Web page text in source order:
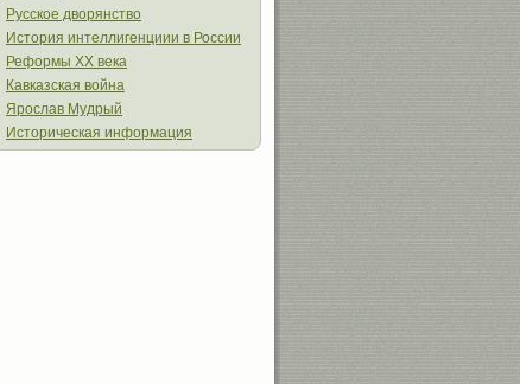
Русское дворянство
История интеллигенциии в России
Реформы XX века
Кавказская война
Ярослав Мудрый
Историческая информация